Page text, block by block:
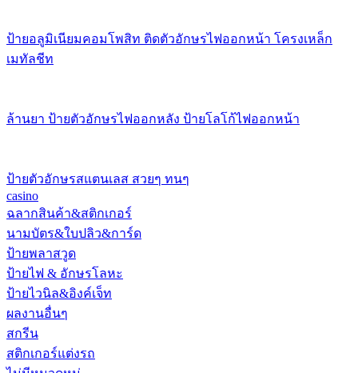
ป้ายอลูมิเนียมคอมโพสิท ติดตัวอักษรไฟออกหน้า โครงเหล็ก
เมทัลชีท
ล้านยา ป้ายตัวอักษรไฟออกหลัง ป้ายโลโก้ไฟออกหน้า
ป้ายตัวอักษรสแตนเลส สวยๆ ทนๆ
casino
ฉลากสินค้า&สติกเกอร์
นามบัตร&ใบปลิว&การ์ด
ป้ายพลาสวูด
ป้ายไฟ & อักษรโลหะ
ป้ายไวนิล&อิงค์เจ็ท
ผลงานอื่นๆ
สกรีน
สติกเกอร์แต่งรถ